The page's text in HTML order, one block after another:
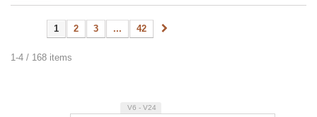
1 2 3 ... 42
1-4 / 168 items
V6 - V24